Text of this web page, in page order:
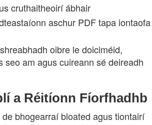
cruthaitheoirí ábhair
aschur PDF tapa iontaofa
oibre le doiciméid,
seo am agus cuireann sé deireadh
a Réitíonn Fíorfhadhb
bhogearraí bloated agus tiontairí